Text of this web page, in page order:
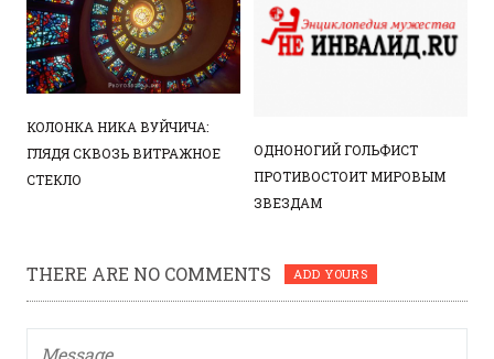
КОЛОНКА НИКА ВУЙЧИЧА:
ГЛЯДЯ СКВОЗЬ ВИТРАЖНОЕ
СТЕКЛО
ОДНОНОГИЙ ГОЛЬФИСТ
ПРОТИВОСТОИТ МИРОВЫМ
ЗВЕЗДАМ
THERE ARE NO COMMENTS ADD YOURS